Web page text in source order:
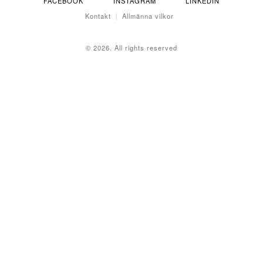
Kontakt
Allmänna vilkor
© 2026. All rights reserved